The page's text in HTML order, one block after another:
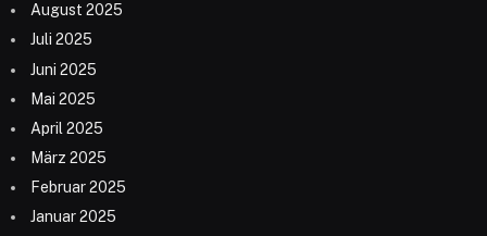
August 2025
Juli 2025
Juni 2025
Mai 2025
April 2025
März 2025
Februar 2025
Januar 2025